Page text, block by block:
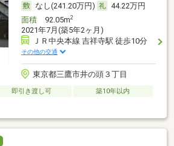
なし(241.20万円)
44.22万円
面積92.05m2
2021年7月(築5年2ヶ月)
ＪＲ中央本線 吉祥寺駅 徒歩10分
その他の交通
東京都三鷹市井の頭３丁目
即引き渡し可
築10年以内